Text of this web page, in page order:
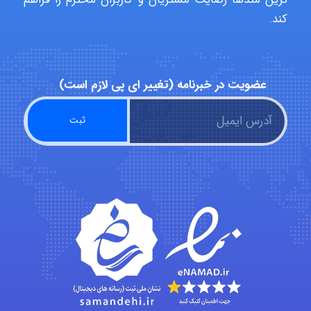
vali
fahimeh sheibani
HaddadiMahsa
Niloofar
کند.
عضویت در خبرنامه (تغییر ای پی لازم است)